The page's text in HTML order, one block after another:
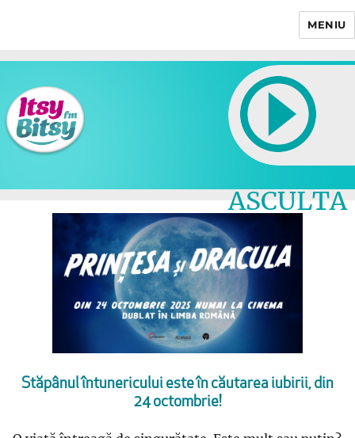
MENIU
ASCULTA
LIVE
Stăpânul întunericului este în căutarea iubirii, din
24 octombrie!